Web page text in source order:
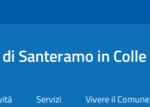
Santeramo in Colle
Servizi Vivere il Comune